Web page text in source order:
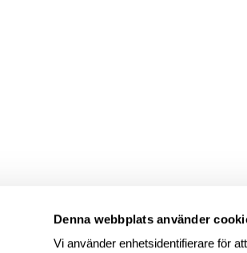
Denna webbplats använder
Vi använder enhetsidentifierare för